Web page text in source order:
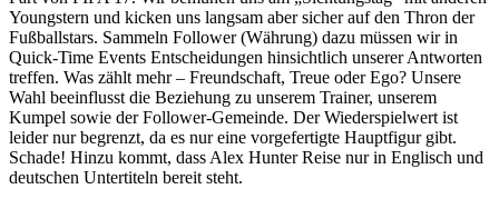
Youngstern und kicken uns langsam aber sicher auf den Thron der
Fußballstars. Sammeln Follower (Währung) dazu müssen wir in
Quick-Time Events Entscheidungen hinsichtlich unserer Antworten
treffen. Was zählt mehr – Freundschaft, Treue oder Ego? Unsere
Wahl beeinflusst die Beziehung zu unserem Trainer, unserem
Kumpel sowie der Follower-Gemeinde. Der Wiederspielwert ist
leider nur begrenzt, da es nur eine vorgefertigte Hauptfigur gibt.
Schade! Hinzu kommt, dass Alex Hunter Reise nur in Englisch und
deutschen Untertiteln bereit steht.